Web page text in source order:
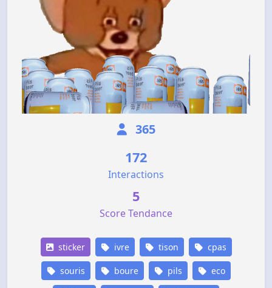
365
172
Interactions
5
Score Tendance
sticker ivre tison cpas
souris boure pils eco